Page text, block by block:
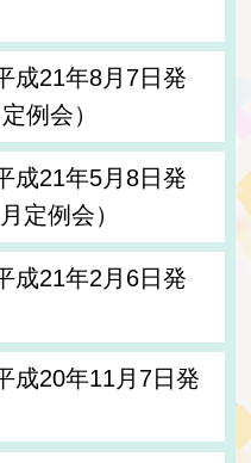
21年8月7日発
例会）
21年5月8日発
定例会）
21年2月6日発
20年11月7日発